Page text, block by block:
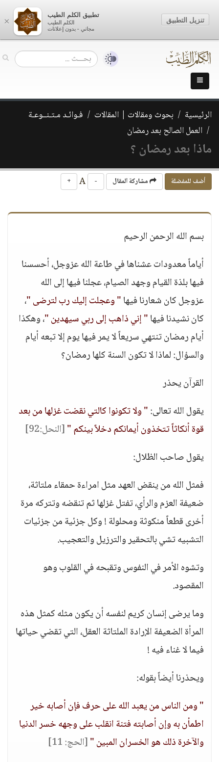
الرئيسية بحوث ومقالات | المقالات
فـوائـد مـتـنــوعـة
العمل الصالح بعد رمضان
ماذا بعد رمضان ؟
أضف للمفضلة مشاركة المقال -
+
بسم الله الرحمن الرحيم
أياماً معدودات عشناها في طاعة الله عزوجل، أحسسنا
فيها بلذة القيام وجهد الصيام، عجلنا فيها إلى الله
عزوجل كان شعارنا فيها" وعجلت إليك رب لترضى "،
كان نشيدنا فيها" إني ذاهب إلى ربي سيهدين "، وهكذا
أيام رمضان تنتهي سريعاً لا يمر فيها يوم إلا تبعه أيام
والسؤال: لماذا لا تكون السنة كلها رمضان؟
القرآن يحذر
يقول الله تعالى:" ولا تكونوا كالتي نقضت غزلها من بعد
قوة أنكاثاً تتخذون أيمانكم دخلاً بينكم "[النحل:92]
يقول صاحب الظلال:
فمثل الله من ينقض العهد مثل امراءة حمقاء ملتاثة،
ضعيفة العزم والرأي، تفتل غزلها ثم تنقضه وتتركه مرة
أخرى قطعاً منكوثة ومحلولة ! وكل جزئية من جزئيات
التشبيه تشي بالتحقير والترزيل والتعجيب.
وتشوه الأمر في النفوس وتقبحه في القلوب وهو
المقصود.
وما يرضى إنسان كريم لنفسه أن يكون مثله كمثل هذه
المرأة الضعيفة الإرادة الملتاثة العقل، التي تقضي حياتها
فيما لا غناء فيه !
ويحذرنا أيضاً بقوله:
" ومن الناس من يعبد الله على حرف فإن أصابه خير
اطمأن به وإن أصابته فتنة انقلب على وجهه خسر الدنيا
والآخرة ذلك هو الخسران المبين "[الحج: 11]
×
تطبيق الكلم الطيب
الكلم الطيب
مجاني - بدون إعلانات
تنزيل التطبيق